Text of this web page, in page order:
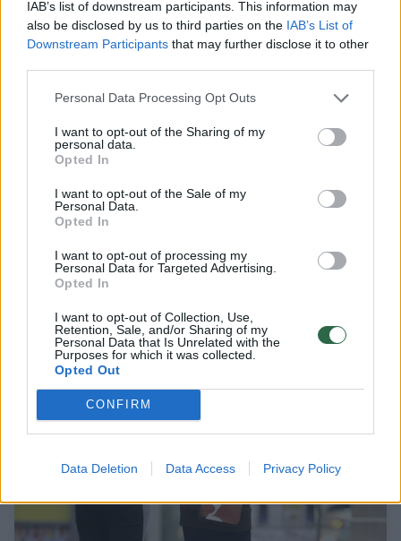
IAB’s list of downstream participants. This information may
also be disclosed by us to third parties on the IAB’s List of
Downstream Participants that may further disclose it to other
Personal Data Processing Opt Outs
I want to opt-out of the Sharing of my
personal data.
Opted In
I want to opt-out of the Sale of my
Personal Data.
Opted In
I want to opt-out of processing my
Personal Data for Targeted Advertising.
Opted In
I want to opt-out of Collection, Use,
Retention, Sale, and/or Sharing of my
Personal Data that Is Unrelated with the
Purposes for which it was collected.
Opted Out
CONFIRM
Data Deletion Data Access Privacy Policy
tiek pagerėjo, skaitymo – nepakito
Lietuvos diena 2023-03-21
Pedagogas pakraupo išvydęs aštuntokų
matematikos užduotis: „Kas leido tyčiotis?“
Bendraukime 2021-05-28